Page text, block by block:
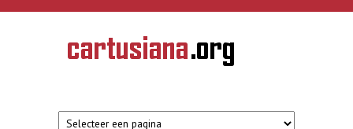
Overslaan en naar de inhoud gaan
CARTUSIANA
Geschiedenis
van de